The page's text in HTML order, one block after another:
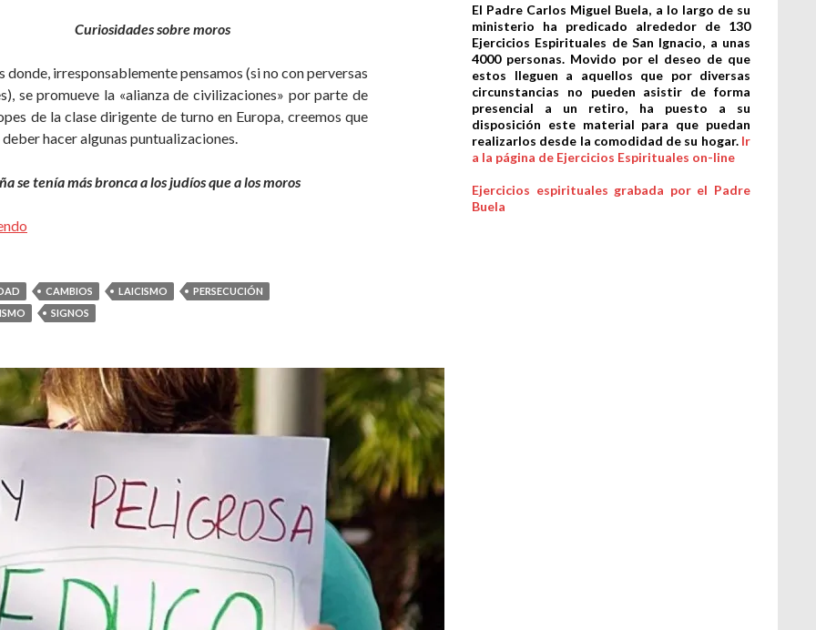
Curiosidades sobre moros
donde, irresponsablemente pensamos (si no con perversas
se promueve la «alianza de civilizaciones» por parte de
de la clase dirigente de turno en Europa, creemos que
hacer algunas puntualizaciones.
se tenía más bronca a los judíos que a los moros
CAMBIOS LAICISMO
PERSECUCIÓN
SIGNOS
El Padre Carlos Miguel Buela, a lo largo de su
ministerio ha predicado alrededor de 130
Ejercicios Espirituales de San Ignacio, a unas
4000 personas. Movido por el deseo de que
estos lleguen a aquellos que por diversas
circunstancias no pueden asistir de forma
presencial a un retiro, ha puesto a su
disposición este material para que puedan
realizarlos desde la comodidad de su hogar. Ir
a la página de Ejercicios Espirituales on-line
Ejercicios espirituales grabada por el Padre
Buela